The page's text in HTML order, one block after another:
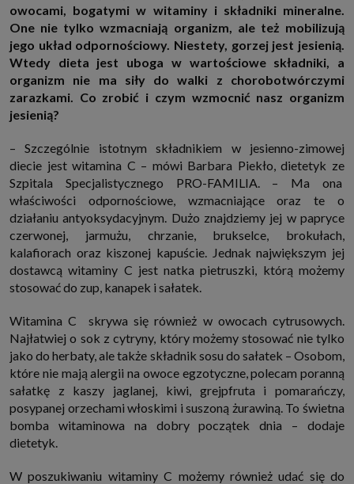
http://www.sagier.pl/
Jeżeli wyrazisz zgodę, o którą wyżej prosimy, administratorami Twoich
danych osobowych będą także nasi Zaufani Partnerzy. Listę Zaufanych
Partnerów możesz sprawdzić w każdym momencie na stronie naszej
polityki prywatnościi tam też zmodyfikować lub cofnąć swoje zgody.
Podstawa i cel przetwarzania
Twoje dane przetwarzamy w następujących celach:
1. Jeśli zawieramy z Tobą umowę o realizację danej usługi (np. usługi
w oparciu o treść regulaminu tego serwisu), to możemy przetwarzać
Twoje dane w zakresie niezbędnym do realizacji tej umowy.
2. Zapewnianie bezpieczeństwa usługi (np. sprawdzenie, czy do Twojego
konta nie loguje się nieuprawniona osoba), dokonanie pomiarów
statystycznych, ulepszanie naszych usług i dopasowanie ich do potrzeb i
wygody użytkowników (np. personalizowanie treści w usługach), jak
również prowadzenie marketingu i promocji własnych usług (np. jeśli
interesujesz się motoryzacją i oglądasz artykuły w biznesistyl.pl lub na
innych stronach internetowych, to możemy Ci wyświetlić reklamę
dotyczącą artykułu w serwisie biznesistyl.pl/automoto. Takie
przetwarzanie danych to realizacja naszych prawnie uzasadnionych
interesów.
Partnerzy oraz my dla podmiotów trzecich. Aby móc pokazać interesujące
Cię reklamy (np. produktu, którego możesz potrzebować) reklamodawcy i
ich przedstawiciele chcieliby mieć możliwość przetwarzania Twoich
danych związanych z odwiedzanymi przez Ciebie stronami
internetowymi. Udzielenie takiej zgody jest dobrowolne, nie musisz jej
udzielać, nie pozbawi Cię to dostępu do naszych usług. Masz również
możliwość ograniczenia zakresu lub zmiany zgody w dowolnym
momencie.
przetwarzania, czyli w przypadku udzielenia zgody do momentu jej
cofnięcia, ograniczenia lub innych działań z Twojej strony ograniczających
(zwykle nie więcej niż 3 lata, a maksymalnie 10 lat), a w przypadku, gdy
owocami, bogatymi w witaminy i składniki mineralne.
One nie tylko wzmacniają organizm, ale też mobilizują
jego układ odpornościowy. Niestety, gorzej jest jesienią.
Wtedy dieta jest uboga w wartościowe składniki, a
organizm nie ma siły do walki z chorobotwórczymi
zarazkami. Co zrobić i czym wzmocnić nasz organizm
jesienią?
– Szczególnie istotnym składnikiem w jesienno-zimowej
diecie jest witamina C – mówi Barbara Piekło, dietetyk ze
Szpitala Specjalistycznego PRO-FAMILIA. – Ma ona
właściwości odpornościowe, wzmacniające oraz te o
działaniu antyoksydacyjnym. Dużo znajdziemy jej w papryce
czerwonej, jarmużu, chrzanie, brukselce, brokułach,
kalafiorach oraz kiszonej kapuście. Jednak największym jej
dostawcą witaminy C jest natka pietruszki, którą możemy
stosować do zup, kanapek i sałatek.
Witamina C skrywa się również w owocach cytrusowych.
Najłatwiej o sok z cytryny, który możemy stosować nie tylko
jako do herbaty, ale także składnik sosu do sałatek – Osobom,
które nie mają alergii na owoce egzotyczne, polecam poranną
sałatkę z kaszy jaglanej, kiwi, grejpfruta i pomarańczy,
posypanej orzechami włoskimi i suszoną żurawiną. To świetna
bomba witaminowa na dobry początek dnia – dodaje
dietetyk.
W poszukiwaniu witaminy C możemy również udać się do